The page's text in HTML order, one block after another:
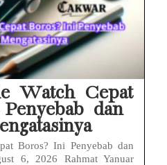
Watch Cepat
dan
Boros? Ini Penyebab dan
6, 2026 Rahmat Yanuar